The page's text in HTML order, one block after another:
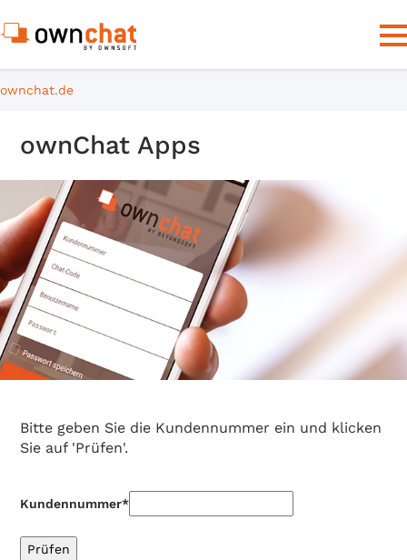
ownchat.de
ownChat Apps
Bitte geben Sie die Kundennummer ein und klicken
Sie auf 'Prüfen'.
Kundennummer*